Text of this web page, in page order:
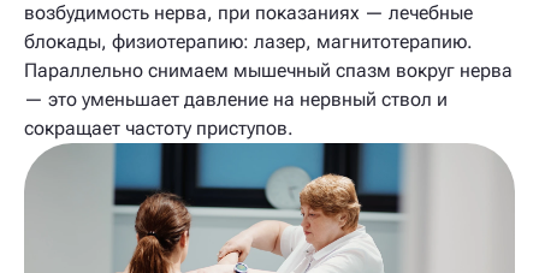
возбудимость нерва, при показаниях — лечебные
блокады, физиотерапию: лазер, магнитотерапию.
Параллельно снимаем мышечный спазм вокруг нерва
— это уменьшает давление на нервный ствол и
сокращает частоту приступов.